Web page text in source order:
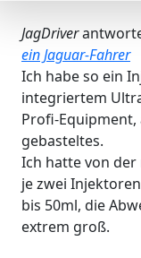
JagDriver
ein Jaguar-Fahrer
Ich habe so ein
integriertem
Profi-Equipment,
gebasteltes.
Ich hatte von
je zwei
bis 50ml, die
extrem groß.